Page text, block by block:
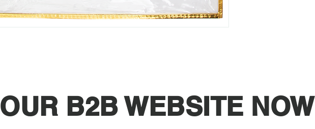
OUR B2B WEBSITE